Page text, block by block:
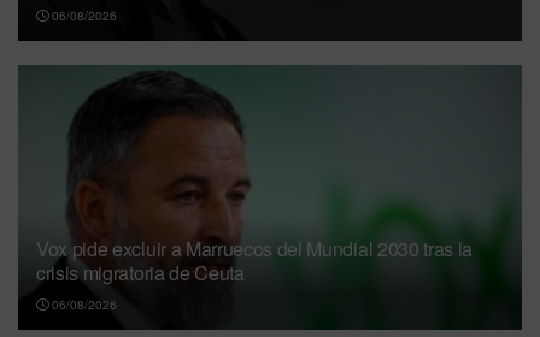
06/08/2026
Vox pide excluir a Marruecos del Mundial 2030 tras la
crisis migratoria de Ceuta
06/08/2026